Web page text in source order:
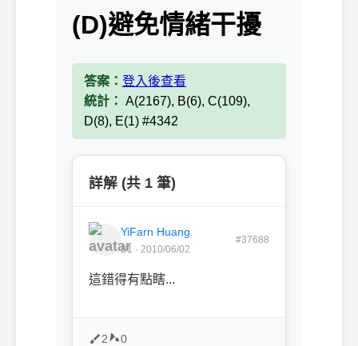
(D)避免情緒干擾
答案： 登入後查看
統計： A(2167), B(6), C(109),
D(8), E(1) #4342
詳解 (共 1 筆)
YiFarn Huang
B1 · 2010/06/02
#37688
這錯得有點瞎...
2 0